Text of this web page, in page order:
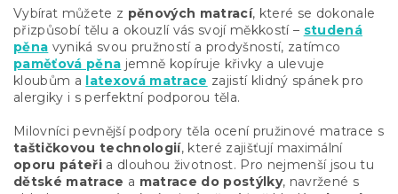
r
v
k
y
v
ý
i
s
u
Vybírat můžete z pěnových matrací, které se dokonale
přizpůsobí tělu a okouzlí vás svojí měkkostí – studená
pěna vyniká svou pružností a prodyšností, zatímco
paměťová pěna jemně kopíruje křivky a ulevuje
kloubům a latexová matrace zajistí klidný spánek pro
alergiky i s perfektní podporou těla.
Milovníci pevnější podpory těla ocení pružinové matrace s
taštičkovou technologií, které zajišťují maximální
oporu páteři a dlouhou životnost. Pro nejmenší jsou tu
dětské matrace a matrace do postýlky, navržené s